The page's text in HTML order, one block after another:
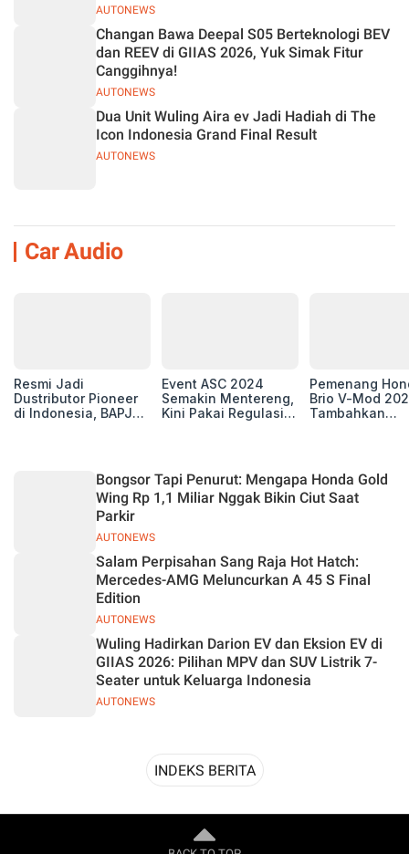
AUTONEWS
AUTONEWS
Changan Bawa Deepal S05 Berteknologi BEV
dan REEV di GIIAS 2026, Yuk Simak Fitur
Canggihnya!
AUTONEWS
Dua Unit Wuling Aira ev Jadi Hadiah di The
Icon Indonesia Grand Final Result
Car Audio
Resmi Jadi
Dustributor Pioneer
di Indonesia, BAPJ
Event ASC 2024
Semakin Mentereng,
Kini Pakai Regulasi
Pemenang
Brio V-Mod
Tambahkan
AUTONEWS
Bongsor Tapi Penurut: Mengapa Honda Gold
Wing Rp 1,1 Miliar Nggak Bikin Ciut Saat
Parkir
AUTONEWS
Salam Perpisahan Sang Raja Hot Hatch:
Mercedes-AMG Meluncurkan A 45 S Final
Edition
AUTONEWS
Wuling Hadirkan Darion EV dan Eksion EV di
GIIAS 2026: Pilihan MPV dan SUV Listrik 7-
Seater untuk Keluarga Indonesia
INDEKS BERITA